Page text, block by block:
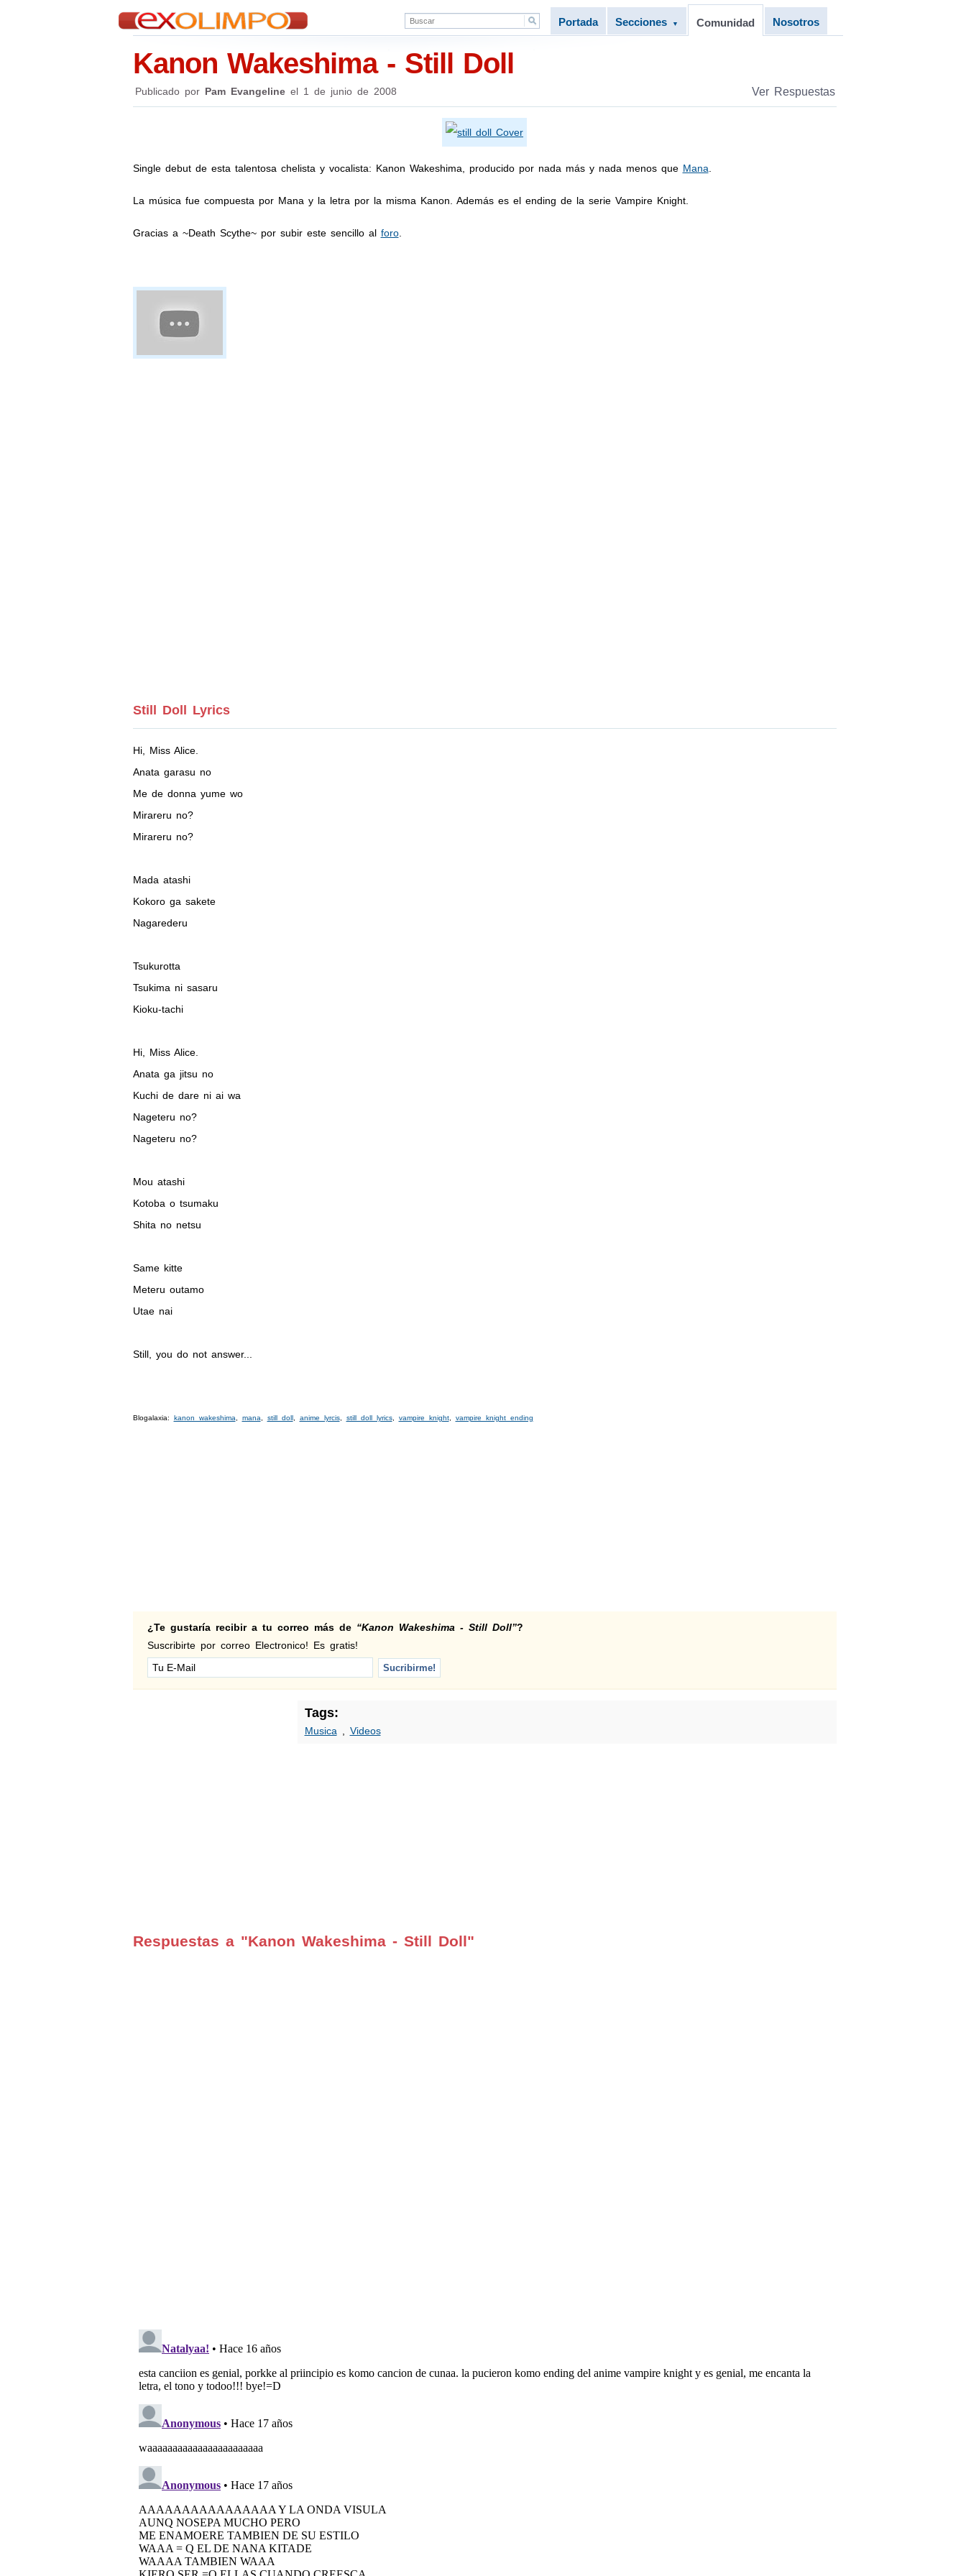
Portada Secciones ▼ Comunidad Nosotros
Kanon Wakeshima - Still Doll
Publicado por Pam Evangelineel 1 de junio de 2008 Ver Respuestas
Single debut de esta talentosa chelista y vocalista: Kanon Wakeshima, producido por nada más y nada menos que Mana
La música fue compuesta por Mana y la letra por la misma Kanon. Además es el ending de la serie Vampire Knight.
Gracias a ~Death Scythe~ por subir este sencillo al foro.
Still Doll Lyrics
Hi, Miss Alice.
Anata garasu no
Me de donna yume wo
Mirareru no?
Mirareru no?
Mada atashi
Kokoro ga sakete
Nagarederu
Tsukurotta
Tsukima ni sasaru
Kioku-tachi
Hi, Miss Alice.
Anata ga jitsu no
Kuchi de dare ni ai wa
Nageteru no?
Nageteru no?
Mou atashi
Kotoba o tsumaku
Shita no netsu
Same kitte
Meteru outamo
Utae nai
Still, you do not answer...
Blogalaxia: kanon wakeshima mana still doll, anime lyrcis, still doll lyrics, vampire knight, vampire knight ending
¿Te gustaría recibir a tu correo más de “Kanon Wakeshima - Still Doll”?
Suscribirte por correo Electronico! Es gratis!
Tags:
Musica Videos
Respuestas a "Kanon Wakeshima - Still Doll"